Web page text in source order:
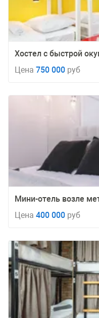
Хостел с быстрой
Цена 750 000 руб
Мини-отель возле
Цена 400 000 руб